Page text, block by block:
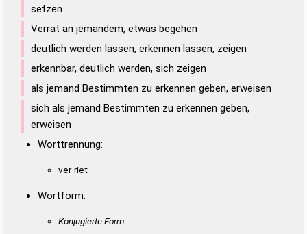
setzen
Verrat an jemandem, etwas begehen
deutlich werden lassen, erkennen lassen, zeigen
erkennbar, deutlich werden, sich zeigen
als jemand Bestimmten zu erkennen geben, erweisen
sich als jemand Bestimmten zu erkennen geben,
erweisen
Worttrennung:
ver·riet
Wortform:
Konjugierte Form